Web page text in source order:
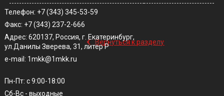
‹ Вернуться к разделу
Телефон: +7 (343) 345-53-59
Факс: +7 (343) 237-2-666
Адрес: 620137, Россия, г. Екатеринбург,
ул.Данилы Зверева, 31, литер Р
e-mail: 1mkk@1mkk.ru
Пн-Пт: с 9:00-18:00
Сб-Вс - выходные